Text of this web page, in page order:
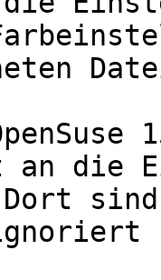
an die